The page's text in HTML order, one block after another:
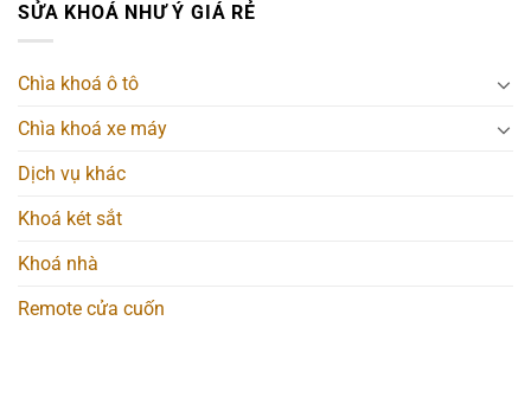
SỬA KHOÁ NHƯ Ý GIÁ RẺ
Chìa khoá ô tô
Chìa khoá xe máy
Dịch vụ khác
Khoá két sắt
Khoá nhà
Remote cửa cuốn